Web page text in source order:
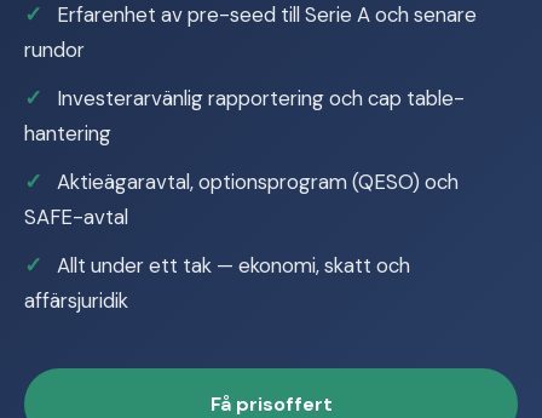
Erfarenhet av pre-seed till Serie A och senare
rundor
Investerarvänlig rapportering och cap table-
hantering
Aktieägaravtal, optionsprogram (QESO) och
SAFE-avtal
Allt under ett tak — ekonomi, skatt och
affärsjuridik
Få prisoffert